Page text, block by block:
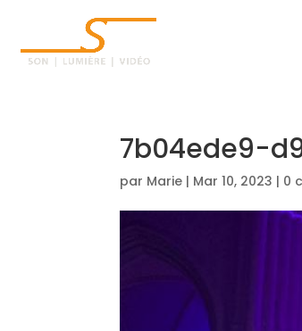
7b04ede9-
par Marie | Mar 10, 2023 | 0